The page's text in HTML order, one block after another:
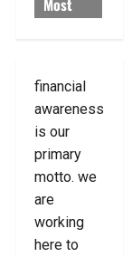
financial
awareness
is our
primary
motto. we
are
working
here to